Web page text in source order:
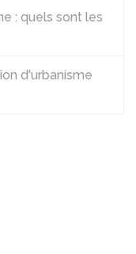
: quels sont les
d'urbanisme